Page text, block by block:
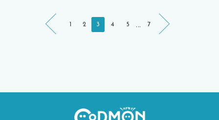
1 2 3 4 5 ... 7